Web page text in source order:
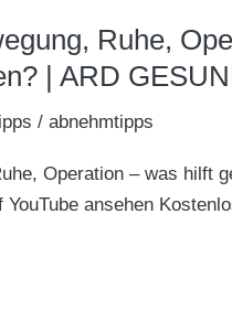
Ruhe,
| ARD
/ abnehmtipps
Operation – was hilft
ansehen